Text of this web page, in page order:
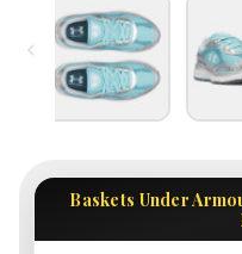

Baskets Under